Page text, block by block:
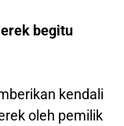
begitu
kendali
oleh pemilik